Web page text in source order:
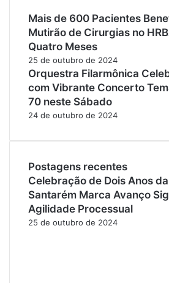
Mais de 600 Pacientes
Mutirão de Cirurgias no
Quatro Meses
25 de outubro de 2024
Orquestra Filarmônica
com Vibrante Concerto
70 neste Sábado
24 de outubro de 2024
Postagens recentes
Celebração de Dois Anos
Santarém Marca Avanço
Agilidade Processual
25 de outubro de 2024